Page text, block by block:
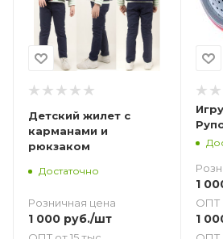
Детский жилет с
карманами и
рюкзаком
Достаточно
Розничная цена
1 000 руб./шт
1
ОПТ
1